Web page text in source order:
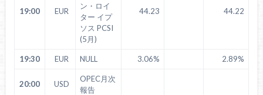
19:00 EUR
ン・ロイ
ター イプ
ソス PCSI
(5月)
44.23 44.22
19:30 EUR NULL 3.06% 2.89%
20:00 USD
OPEC月次
報告